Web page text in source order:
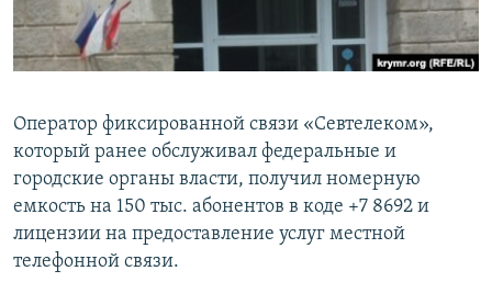
ПОБЕДИТЕЛЕЙ НЕ СУДЯТ?
КРЫМ.НЕПОКОРЕННЫЙ
УКРАИНСКАЯ ПРОБЛЕМА КРЫМА
ПРИСОЕДИНЯЙТЕСЬ!
Все сайты RFE/RL
Оператор фиксированной связи «Севтелеком»,
который ранее обслуживал федеральные и
городские органы власти, получил номерную
емкость на 150 тыс. абонентов в коде +7 8692 и
лицензии на предоставление услуг местной
телефонной связи.